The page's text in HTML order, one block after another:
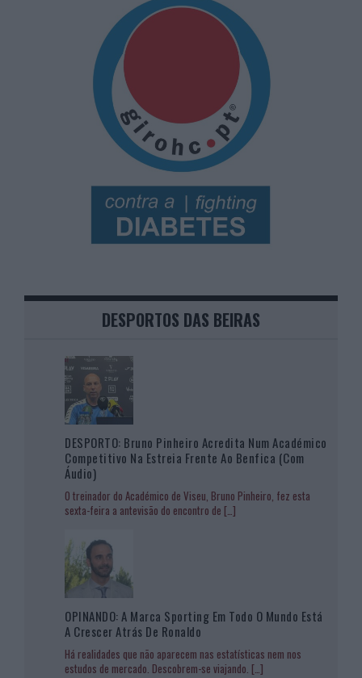
DESPORTOS DAS BEIRAS
DESPORTO: Bruno Pinheiro Acredita Num Académico
Competitivo Na Estreia Frente Ao Benfica (com
Áudio)
O treinador do Académico de Viseu, Bruno Pinheiro, fez esta
sexta-feira a antevisão do encontro de […]
OPINANDO: A Marca Sporting Em Todo O Mundo Está
A Crescer Atrás De Ronaldo
Há realidades que não aparecem nas estatísticas nem nos
estudos de mercado. Descobrem-se viajando. […]